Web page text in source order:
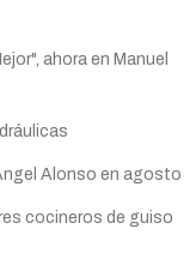
ahora en Manuel
Alonso en agosto
cocineros de guiso